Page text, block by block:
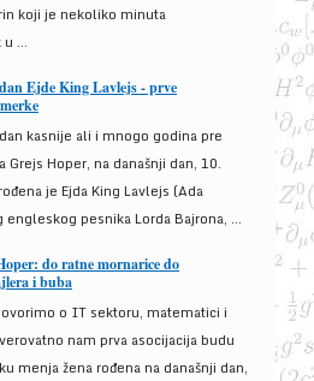
koji je nekoliko minuta
...
Ejde King Lavlejs - prve
kasnije ali i mnogo godina pre
Grejs Hoper, na današnji dan, 10.
je Ejda King Lavlejs (Ada
pesnika Lorda Bajrona, ...
do ratne mornarice do
i buba
o IT sektoru, matematici i
nam prva asocijacija budu
menja žena rođena na današnji dan,